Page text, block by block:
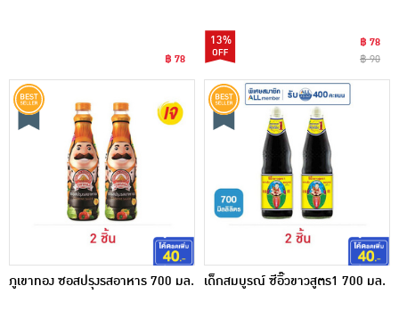
฿ 78
13%
฿ 78
฿ 90
ภูเขาทอง ซอสปรุงรสอาหาร 700 มล. เด็กสมบูรณ์ ซีอิ๊วขาวสูตร1 700 มล.